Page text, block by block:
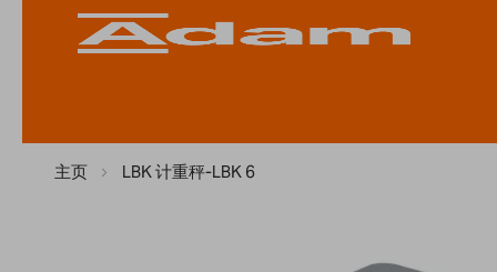
主页 LBK 计重秤-LBK 6